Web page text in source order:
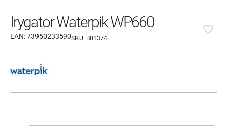
Irygator Waterpik WP660
EAN:73950233590SKU: B01374
favorite_border